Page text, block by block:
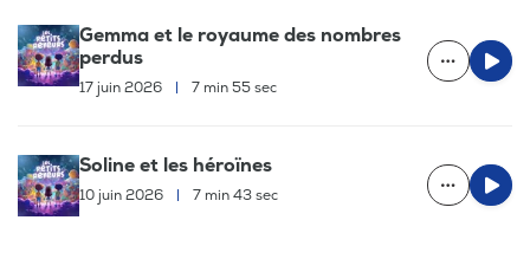
Gemma et le royaume des nombres
perdus
17 juin 2026 | 7 min 55 sec
Soline et les héroïnes
10 juin 2026 | 7 min 43 sec